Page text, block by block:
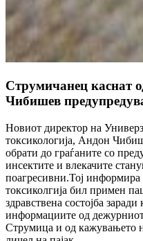
Струмичанец каснат
Чибишев
Новиот директор на
токсикологија, Андон
обрати до граѓаните со
инсектите и влекачите
поагресивни.Тој
токсиколгија бил примен
здравствена состојба
информациите од
Струмица и од кажувањето